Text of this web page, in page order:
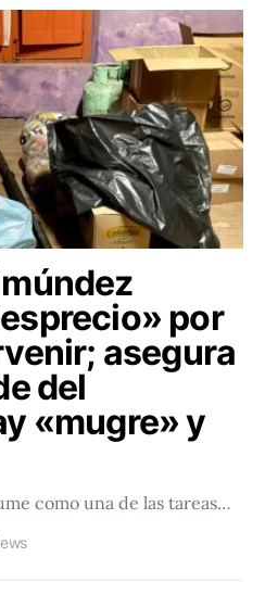
por
asegura
del
«mugre» y
como una de las tareas…